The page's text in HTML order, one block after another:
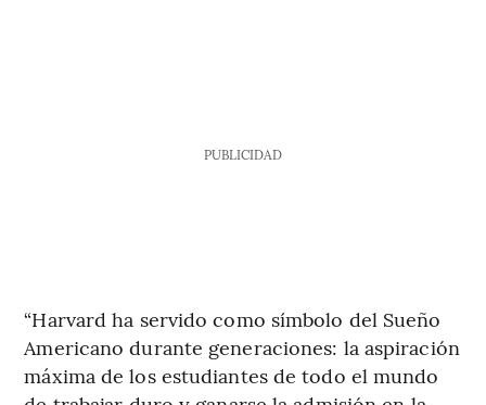
PUBLICIDAD
“Harvard ha servido como símbolo del Sueño
Americano durante generaciones: la aspiración
máxima de los estudiantes de todo el mundo